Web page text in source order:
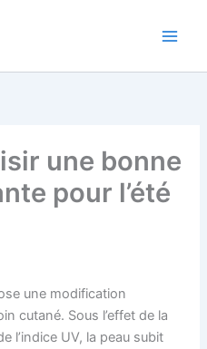
une bonne
pour l’été
une modification
cutané. Sous l’effet de la
l’indice UV, la peau subit